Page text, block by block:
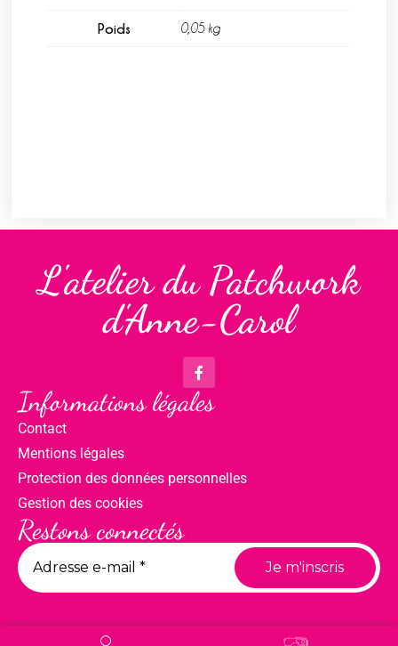
Poids 0,05 kg
L'atelier du Patchwork
d'Anne-Carol
Informations légales
Contact
Mentions légales
Protection des données personnelles
Gestion des cookies
Restons connectés